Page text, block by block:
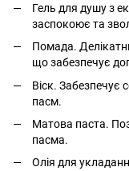
Гель для душу з
заспокоює та
Помада.
що забезпечує
Віск. Забезпечує
пасм.
Матова паста.
пасма.
Олія для